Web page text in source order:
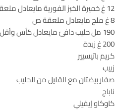
12 غ خميرة الخبز الفورية مايعادل ملعقة ك ونصف
8 غ ملح مايعادل ملعقة ص
190 مل حليب دافئ مايعادل كأس وأقل من ثلث الكأس
200 غ زبدة
كريم باتيسيير
زبيب
صفار بيضتان مع القليل من الحليب
ناباج
كاوكاو إيفيلي